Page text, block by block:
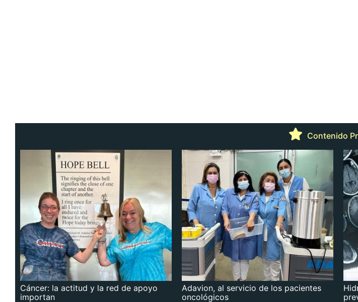
Contenido
Cáncer: la actitud y la red de apoyo
importan
Adavion, al servicio de los pacientes
oncológicos